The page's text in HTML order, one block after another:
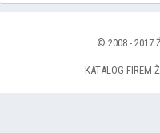
© 2008 - 2017
KATALOG FIREM